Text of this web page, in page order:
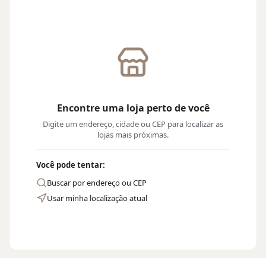
Encontre uma loja perto de você
Digite um endereço, cidade ou CEP para localizar as
lojas mais próximas.
Você pode tentar:
Buscar por endereço ou CEP
Usar minha localização atual